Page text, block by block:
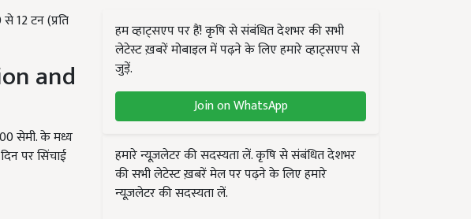
12 टन (प्रति
and
सेमी. के मध्य
पर सिंचाई
हम व्हाट्सएप पर हैं! कृषि से संबंधित देशभर की सभी
लेटेस्ट ख़बरें मोबाइल में पढ़ने के लिए हमारे व्हाट्सएप से
जुड़ें.
Join on WhatsApp
हमारे न्यूज़लेटर की सदस्यता लें. कृषि से संबंधित देशभर
की सभी लेटेस्ट ख़बरें मेल पर पढ़ने के लिए हमारे
न्यूज़लेटर की सदस्यता लें.